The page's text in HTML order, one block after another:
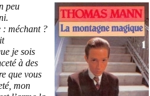
peu
: méchant ?
je sois
à des
que vous
mon